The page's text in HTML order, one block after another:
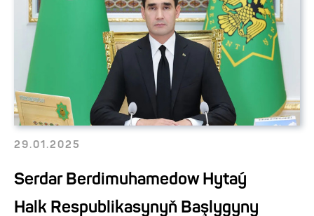
29.01.2025
Serdar Berdimuhamedow Hytaý
Halk Respublikasynyň Başlygyny